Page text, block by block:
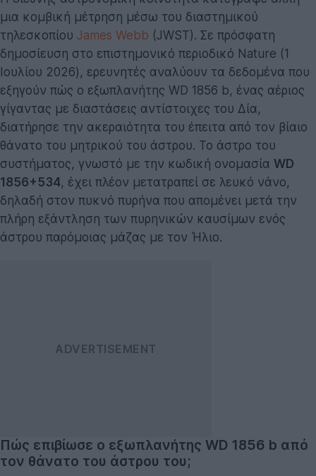
μια κομβική μέτρηση μέσω του διαστημικού
τηλεσκοπίου James Webb (JWST). Σε πρόσφατη
δημοσίευση στο επιστημονικό περιοδικό Nature (1
Ιουλίου 2026), ερευνητές αναλύουν τα δεδομένα που
εξηγούν πώς ο εξωπλανήτης WD 1856 b, ένας αέριος
γίγαντας με διαστάσεις αντίστοιχες του Δία,
διατήρησε την ακεραιότητα του έπειτα από τον βίαιο
θάνατο του μητρικού του άστρου. Το άστρο του
συστήματος, γνωστό με την κωδική ονομασία WD
1856+534, έχει πλέον μετατραπεί σε λευκό νάνο,
δηλαδή στον πυκνό πυρήνα που απομένει μετά την
πλήρη εξάντληση των πυρηνικών καυσίμων ενός
άστρου παρόμοιας μάζας με τον Ήλιο.
Πώς επιβίωσε ο εξωπλανήτης WD 1856 b από
τον θάνατο του άστρου του;